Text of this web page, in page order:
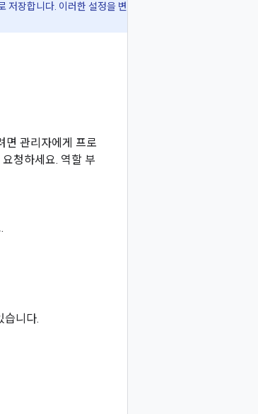
저장합니다. 이러한 설정을 변
면 관리자에게 프로
청하세요. 역할 부
습니다.